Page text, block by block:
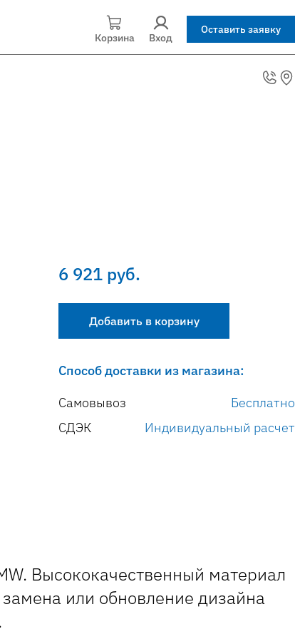
Корзина Вход
Оставить заявку
Высококачественный материал
или обновление дизайна
6 921 руб.
Добавить в корзину
Способ доставки из магазина:
Самовывоз
Бесплатно
СДЭК
Индивидуальный расчет